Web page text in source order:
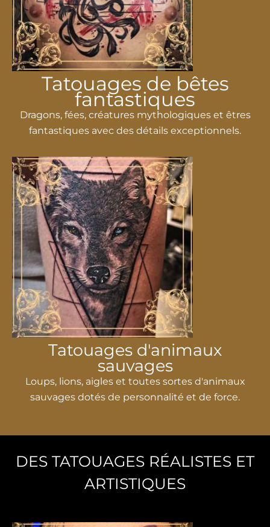
Tatouages ​​​​de bêtes
fantastiques
Dragons, fées, créatures mythologiques et êtres
fantastiques avec des détails exceptionnels.
Tatouages ​​​​d'animaux
sauvages
Loups, lions, aigles et toutes sortes d'animaux
sauvages dotés de personnalité et de force.
DES TATOUAGES ​​RÉALISTES ET
ARTISTIQUES